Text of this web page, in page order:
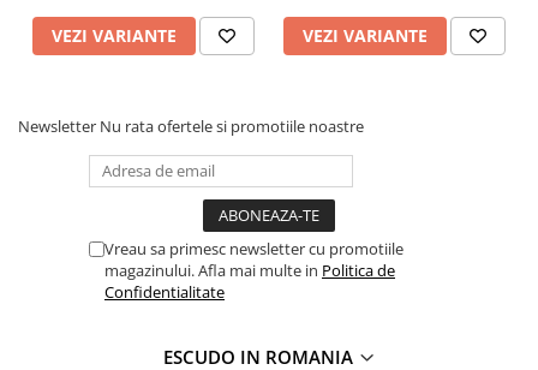
VEZI VARIANTE VEZI VARIANTE
Newsletter Nu rata ofertele si promotiile noastre
Vreau sa primesc newsletter cu promotiile
magazinului. Afla mai multe in Politica de
Confidentialitate
ESCUDO IN ROMANIA